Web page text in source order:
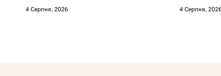
4 Серпня, 2026 4 Серпня,